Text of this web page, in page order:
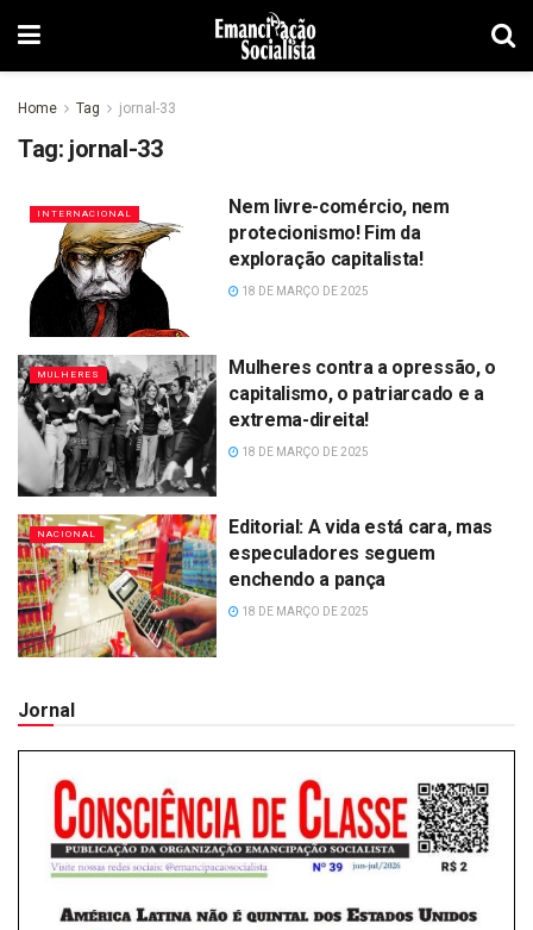
Home Tag jornal-33
Tag: jornal-33
INTERNACIONAL
Nem livre-comércio, nem
protecionismo! Fim da
exploração capitalista!
18 DE MARÇO DE 2025
MULHERES
Mulheres contra a opressão, o
capitalismo, o patriarcado e a
extrema-direita!
18 DE MARÇO DE 2025
NACIONAL
Editorial: A vida está cara, mas
especuladores seguem
enchendo a pança
18 DE MARÇO DE 2025
Jornal